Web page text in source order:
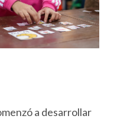
a desarrollar